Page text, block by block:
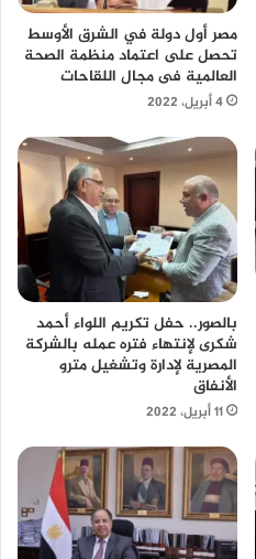
مصر أول دولة في الشرق الأوسط
تحصل على اعتماد منظمة الصحة
العالمية فى مجال اللقاحات
4 أبريل، 2022
بالصور.. حفل تكريم اللواء أحمد
شكرى لإنتهاء فتره عمله بالشركة
المصرية لإدارة وتشغيل مترو
الأنفاق
11 أبريل، 2022